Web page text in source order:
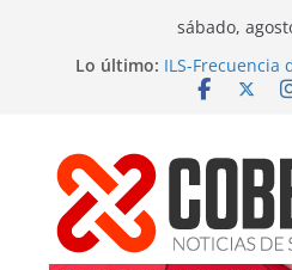
sábado,
Lo último: ILS-Frecuencia
Seguro
Fitch-Impulso